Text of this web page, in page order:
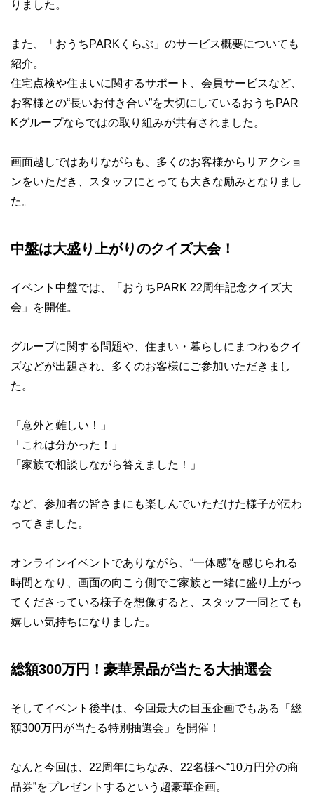
りました。
また、「おうちPARKくらぶ」のサービス概要についても
紹介。
住宅点検や住まいに関するサポート、会員サービスなど、
お客様との“長いお付き合い”を大切にしているおうちPAR
Kグループならではの取り組みが共有されました。
画面越しではありながらも、多くのお客様からリアクショ
ンをいただき、スタッフにとっても大きな励みとなりまし
た。
中盤は大盛り上がりのクイズ大会！
イベント中盤では、「おうちPARK 22周年記念クイズ大
会」を開催。
グループに関する問題や、住まい・暮らしにまつわるクイ
ズなどが出題され、多くのお客様にご参加いただきまし
た。
「意外と難しい！」
「これは分かった！」
「家族で相談しながら答えました！」
など、参加者の皆さまにも楽しんでいただけた様子が伝わ
ってきました。
オンラインイベントでありながら、“一体感”を感じられる
時間となり、画面の向こう側でご家族と一緒に盛り上がっ
てくださっている様子を想像すると、スタッフ一同とても
嬉しい気持ちになりました。
総額300万円！豪華景品が当たる大抽選会
そしてイベント後半は、今回最大の目玉企画でもある「総
額300万円が当たる特別抽選会」を開催！
なんと今回は、22周年にちなみ、22名様へ“10万円分の商
品券”をプレゼントするという超豪華企画。